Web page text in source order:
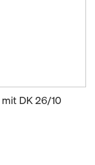
DK 26/10